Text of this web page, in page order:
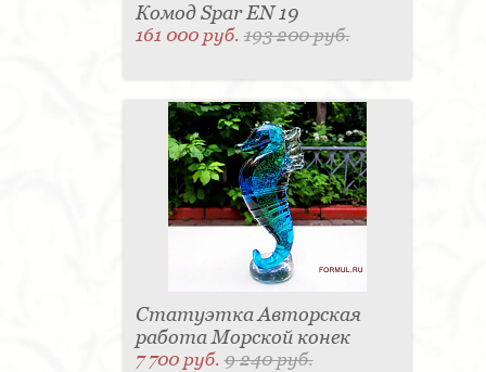
Комод Spar EN 19
161 000 руб.193 200 руб.
Статуэтка Авторская
работа Морской конек
7 700 руб.9 240 руб.